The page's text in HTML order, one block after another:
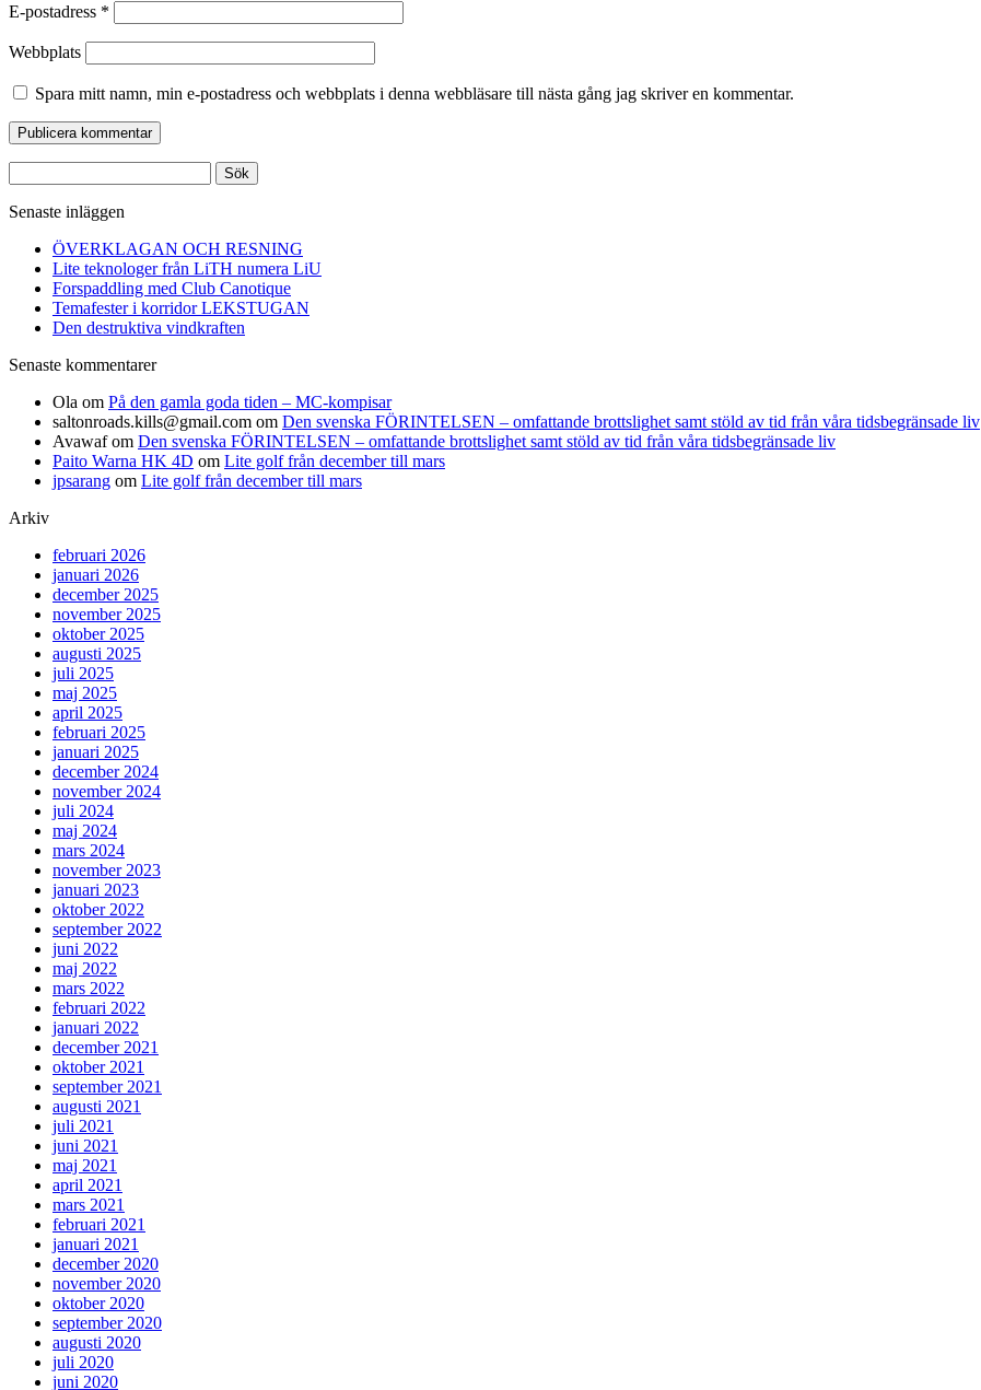
E-postadress *
Webbplats
Spara mitt namn, min e-postadress och webbplats i denna webbläsare till nästa gång jag skriver en kommentar.
efter:
Senaste inläggen
ÖVERKLAGAN OCH RESNING
Lite teknologer från LiTH numera LiU
Forspaddling med Club Canotique
Temafester i korridor LEKSTUGAN
Den destruktiva vindkraften
Senaste kommentarer
Ola om På den gamla goda tiden – MC-kompisar
saltonroads.kills@gmail.com om Den svenska FÖRINTELSEN – omfattande brottslighet samt stöld av tid från våra tidsbegränsade liv
Avawafom Den svenska FÖRINTELSEN – omfattande brottslighet samt stöld av tid från våra tidsbegränsade liv
Paito Warna HK 4D om Lite golf från december till mars
jpsarang om Lite golf från december till mars
Arkiv
februari 2026
januari 2026
december 2025
november 2025
oktober 2025
augusti 2025
juli 2025
maj 2025
april 2025
februari 2025
januari 2025
december 2024
november 2024
juli 2024
maj 2024
mars 2024
november 2023
januari 2023
oktober 2022
september 2022
juni 2022
maj 2022
mars 2022
februari 2022
januari 2022
december 2021
oktober 2021
september 2021
augusti 2021
juli 2021
juni 2021
maj 2021
april 2021
mars 2021
februari 2021
januari 2021
december 2020
november 2020
oktober 2020
september 2020
augusti 2020
juli 2020
juni 2020